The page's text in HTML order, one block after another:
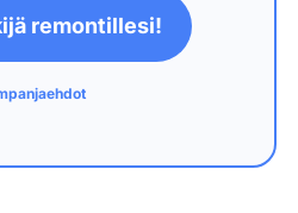
remontillesi!